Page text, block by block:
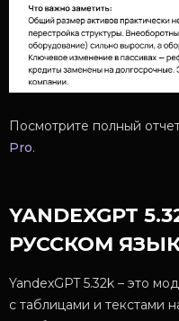
Посмотрите полный
Pro.
YANDEXGPT
РУССКОМ
YandexGPT 5.32k – это
с таблицами и текстами